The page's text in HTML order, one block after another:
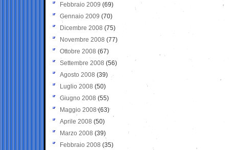
Febbraio 2009 (69)
Gennaio 2009 (70)
Dicembre 2008 (75)
Novembre 2008 (77)
Ottobre 2008 (67)
Settembre 2008 (56)
Agosto 2008 (39)
Luglio 2008 (50)
Giugno 2008 (55)
Maggio 2008(63)
Aprile 2008 (50)
Marzo 2008 (39)
Febbraio 2008 (35)